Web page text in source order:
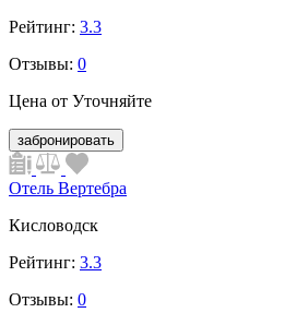
Рейтинг: 3.3
Отзывы: 0
Цена от Уточняйте
забронировать
Отель Вертебра
Кисловодск
Рейтинг: 3.3
Отзывы: 0